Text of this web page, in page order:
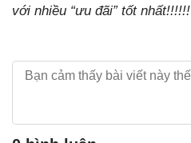
với nhiều “ưu đãi” tốt nhất!!!!!!